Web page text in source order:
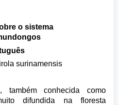
o sistema
surinamensis
também conhecida como
difundida na floresta